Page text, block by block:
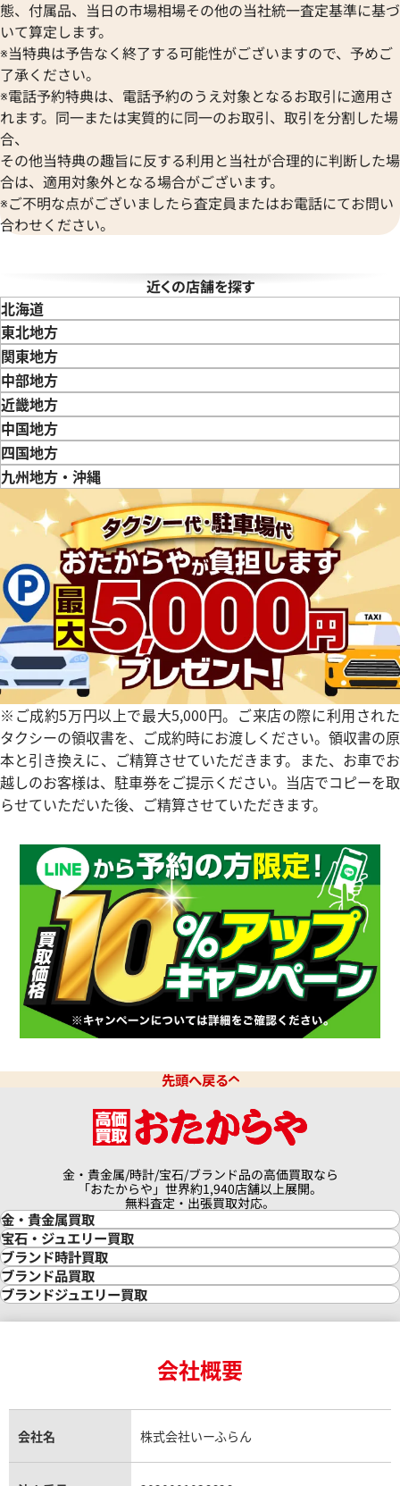
Van Cleef & Arpels
ヴァンクリーフ＆アーペル
Versace
ヴェルサーチ
Wempe
BALL Watch
ボール ウォッチ
態、付属品、当日の市場相場その他の当社統一査定基準に基づ
いて算定します。
※当特典は予告なく終了する可能性がございますので、予めご
了承ください。
※電話予約特典は、電話予約のうえ対象となるお取引に適用さ
れます。同一または実質的に同一のお取引、取引を分割した場
合、
その他当特典の趣旨に反する利用と当社が合理的に判断した場
合は、適用対象外となる場合がございます。
※ご不明な点がございましたら査定員またはお電話にてお問い
合わせください。
近くの店舗を探す
北海道
東北地方
青森県岩手県
関東地方
東京都神奈川県
中部地方
新潟県富山県
近畿地方
三重県滋賀県
中国地方
鳥取県島根県
四国地方
徳島県香川県愛媛県
九州地方・沖縄
福岡県
佐賀県 長崎県 熊本県大分県宮崎県鹿児島県
※ご成約5万円以上で最大5,000円。ご来店の際に利用された
タクシーの領収書を、ご成約時にお渡しください。領収書の原
本と引き換えに、ご精算させていただきます。また、お車でお
越しのお客様は、駐車券をご提示ください。当店でコピーを取
らせていただいた後、ご精算させていただきます。
先頭へ戻る
金・貴金属/時計/宝石/ブランド品の高価買取なら
「おたからや」世界約1,940店舗以上展開。
無料査定・出張買取対応。
金・貴金属買取
金買取
金の相場価格情報
金の参考買取価格一覧
インゴット買取
インゴットの相場価格情報
24金買取
金貨買取
貴金属買取
銀・シルバー買取
宝石・ジュエリー買取
宝石・ジュエリー買取
ダイヤモンド買取
ダイヤモンド・宝石の参考価格一覧
リング・結婚指輪買取
エメラルド買取
トパーズ買取
タンザナイト買取
ブランド時計買取
時計買取
ロレックス買取
ロレックス デイトナ買取
ロレックス サブマリーナー買取
ロレックス エクスプローラー買取
ロレックス デイトジャスト買取
パテック フィリップノーチラス買取
ブランド品買取
ブランド買取
シャネル マトラッセ買取
ブランドジュエリー買取
ヴァンクリーフ＆アーペル買取
ショーメ買取
会社概要
会社名 株式会社いーふらん